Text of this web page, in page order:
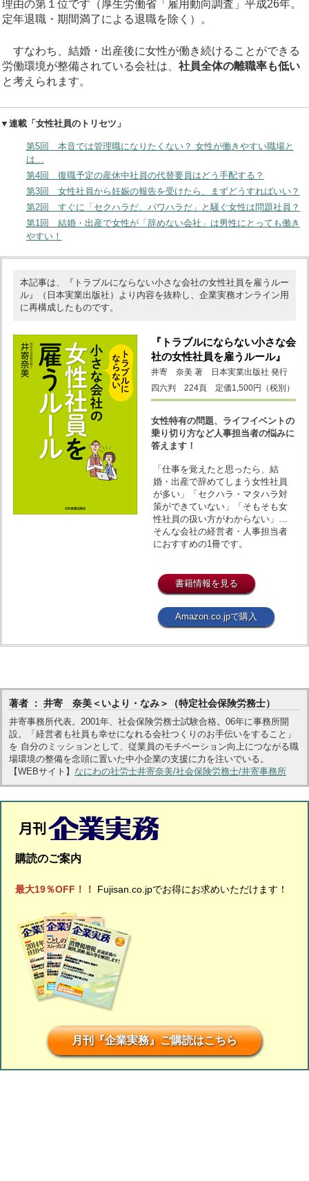
理由の第１位です（厚生労働省「雇用動向調査」平成26年。
定年退職・期間満了による退職を除く）。
すなわち、結婚・出産後に女性が働き続けることができる
労働環境が整備されている会社は、 社員全体の離職率も低い
と考えられます。
▼連載「女性社員のトリセツ」
第5回 本音では管理職になりたくない？ 女性が働きやすい職場と
は…
第4回 復職予定の産休中社員の代替要員はどう手配する？
第3回 女性社員から妊娠の報告を受けたら、まずどうすればいい？
第2回 すぐに「セクハラだ、パワハラだ」と騒ぐ女性は問題社員？
第1回 結婚・出産で女性が「辞めない会社」は男性にとっても働き
やすい！
本記事は、『トラブルにならない小さな会社の女性社員を雇うルー
ル』（日本実業出版社）より内容を抜粋し、企業実務オンライン用
に再構成したものです。
『トラブルにならない小さな会
社の女性社員を雇うルール』
井寄 奈美 著 日本実業出版社 発行
四六判 224頁 定価1,500円（税別）
女性特有の問題、ライフイベントの
乗り切り方など人事担当者の悩みに
答えます！
「仕事を覚えたと思ったら、結
婚・出産で辞めてしまう女性社員
が多い」「セクハラ・マタハラ対
策ができていない」「そもそも女
性社員の扱い方がわからない」…
そんな会社の経営者・人事担当者
におすすめの1冊です。
書籍情報を見る
Amazon.co.jpで購入
著者 ： 井寄 奈美＜いより・なみ＞（特定社会保険労務士）
井寄事務所代表。2001年、社会保険労務士試験合格。06年に事務所開
設。「経営者も社員も幸せになれる会社つくりのお手伝いをすること」
を 自分のミッションとして、従業員のモチベーション向上につながる職
場環境の整備を念頭に置いた中小企業の支援に力を注いでいる。
【WEBサイト】 なにわの社労士井寄奈美/社会保険労務士/井寄事務所
購読のご案内
最大19％OFF！！ Fujisan.co.jpでお得にお求めいただけます！
月刊『企業実務』ご購読はこちら